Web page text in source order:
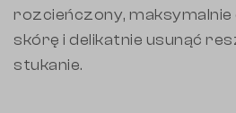
rozcieńczony, maksymalnie
skórę i delikatnie usunąć
stukanie.